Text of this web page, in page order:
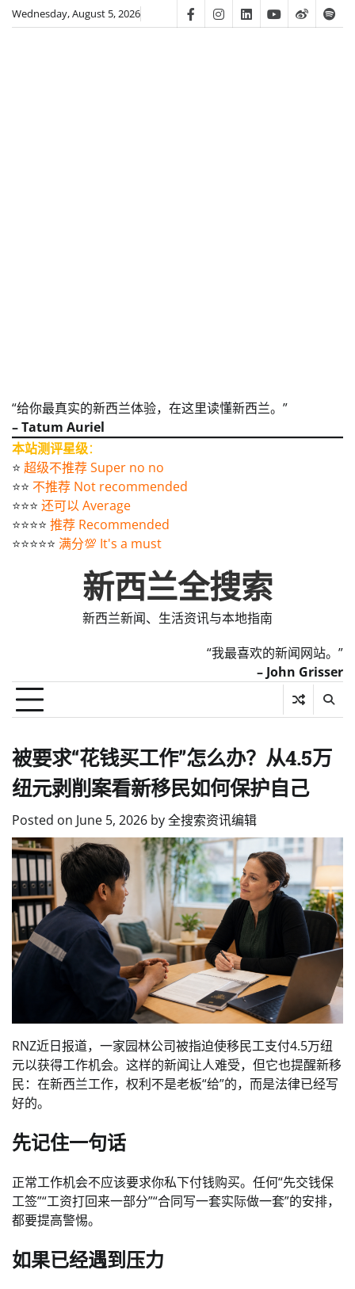
SkipWednesday, August 5, 2026 FacebookInstagram
LinkedinYoutube
Weibo
“给你最真实的新西兰体验，在这里读懂新西兰。”
– Tatum Auriel
本站测评星级：
⭐️ 超级不推荐 Super no no
⭐️⭐️ 不推荐 Not recommended
⭐️⭐️⭐️ 还可以 Average
⭐️⭐️⭐️⭐️ 推荐 Recommended
⭐️⭐️⭐️⭐️⭐️ 满分💯 It's a must
新西兰全搜索
新西兰新闻、生活资讯与本地指南
“我最喜欢的新闻网站。”
– John Grisser
被要求“花钱买工作”怎么办？从4.5万
纽元剥削案看新移民如何保护自己
Posted on June 5, 2026 by全搜索资讯编辑
RNZ近日报道，一家园林公司被指迫使移民工支付4.5万纽
元以获得工作机会。这样的新闻让人难受，但它也提醒新移
民：在新西兰工作，权利不是老板“给”的，而是法律已经写
好的。
先记住一句话
正常工作机会不应该要求你私下付钱购买。任何“先交钱保
工签”“工资打回来一部分”“合同写一套实际做一套”的安排，
都要提高警惕。
如果已经遇到压力